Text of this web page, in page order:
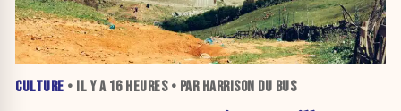
CULTURE • IL Y A 16 HEURES• PAR HARRISON DU BUS